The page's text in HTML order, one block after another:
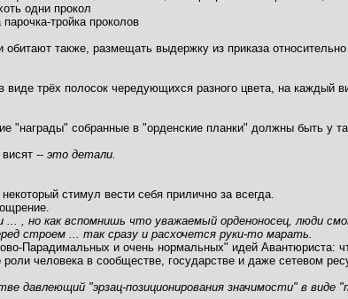
одни прокол
тройка проколов
обитают также, размещать выдержку из приказа
трёх полосок чередующихся разного цвета, на каждый
"награды" собранные в "орденские планки" должны быть у
-- это детали.
стимул вести себя прилично за всегда.
... , но как вспомнишь что уважаемый орденоносец, люди
строем ... так сразу и расхочется руки-то марать.
Парадимальных и очень нормальных" идей Авантюриста:
роли человека в сообществе, государстве и даже сетевом
давлеющий "эрзац-позиционирования значимости" в виде